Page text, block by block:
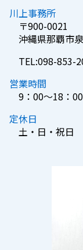
川上事務所
〒900-0021
沖縄県那覇市
TEL:098-853-
営業時間
9：00～18：00
定休日
土・日・祝日